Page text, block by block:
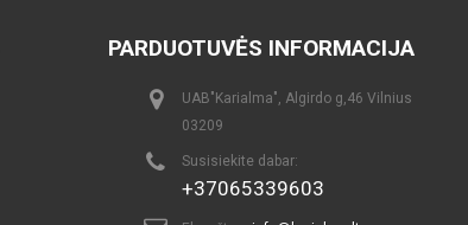
PARDUOTUVĖS INFORMACIJA
UAB"Karialma", Algirdo g,46 Vilnius
03209
Susisiekite dabar:
+37065339603